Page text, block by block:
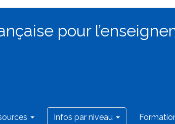
pour
Infos par niveau